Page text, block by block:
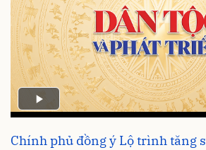
Chính phủ đồng ý Lộ trình tăng